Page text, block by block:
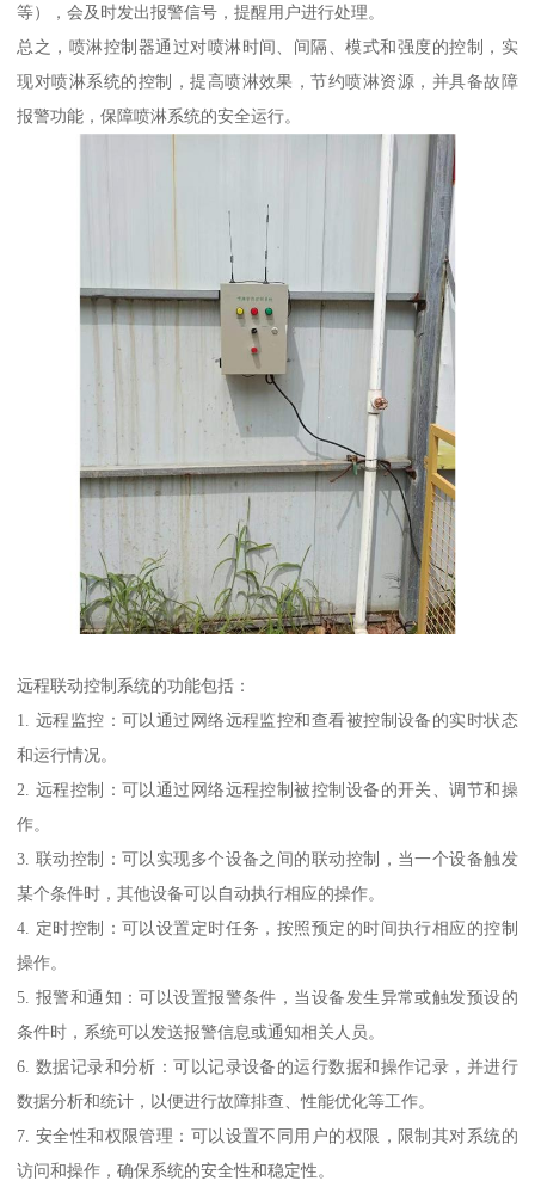
等），会及时发出报警信号，提醒用户进行处理。
总之，喷淋控制器通过对喷淋时间、间隔、模式和强度的控制，实
现对喷淋系统的控制，提高喷淋效果，节约喷淋资源，并具备故障
报警功能，保障喷淋系统的安全运行。
远程联动控制系统的功能包括：
1. 远程监控：可以通过网络远程监控和查看被控制设备的实时状态
和运行情况。
2. 远程控制：可以通过网络远程控制被控制设备的开关、调节和操
作。
3. 联动控制：可以实现多个设备之间的联动控制，当一个设备触发
某个条件时，其他设备可以自动执行相应的操作。
4. 定时控制：可以设置定时任务，按照预定的时间执行相应的控制
操作。
5. 报警和通知：可以设置报警条件，当设备发生异常或触发预设的
条件时，系统可以发送报警信息或通知相关人员。
6. 数据记录和分析：可以记录设备的运行数据和操作记录，并进行
数据分析和统计，以便进行故障排查、性能优化等工作。
7. 安全性和权限管理：可以设置不同用户的权限，限制其对系统的
访问和操作，确保系统的安全性和稳定性。